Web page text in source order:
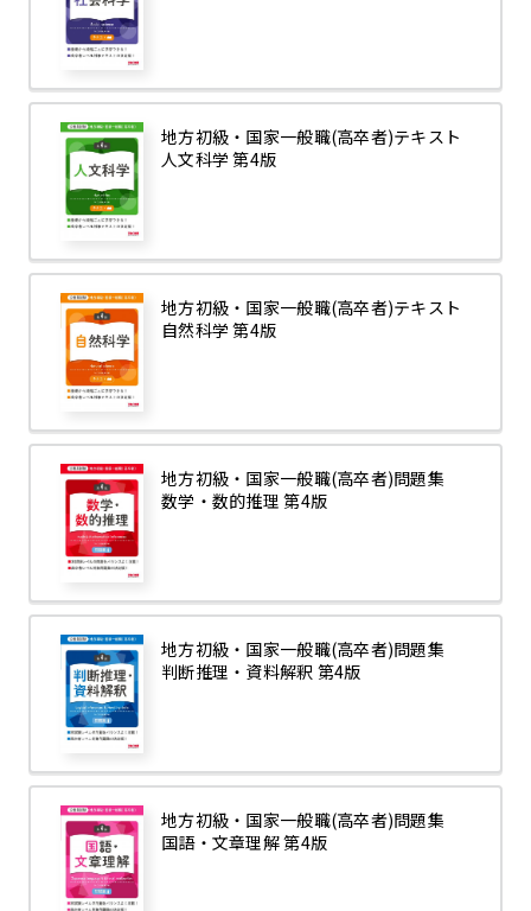
地方初級・国家一般職(高卒者)テキスト
人文科学 第4版
地方初級・国家一般職(高卒者)テキスト
自然科学 第4版
地方初級・国家一般職(高卒者)問題集
数学・数的推理 第4版
地方初級・国家一般職(高卒者)問題集
判断推理・資料解釈 第4版
地方初級・国家一般職(高卒者)問題集
国語・文章理解 第4版